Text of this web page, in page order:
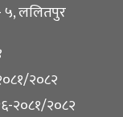
५, ललितपुर
२०८२
२०८१/२०८२